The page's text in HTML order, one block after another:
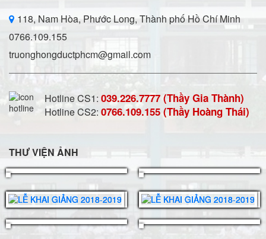
118, Nam Hòa, Phước Long, Thành phố Hồ Chí Minh
0766.109.155
truonghongductphcm@gmail.com
Hotline CS1: 039.226.7777 (Thầy Gia Thành)
Hotline CS2: 0766.109.155 (Thầy Hoàng Thái)
THƯ VIỆN ẢNH